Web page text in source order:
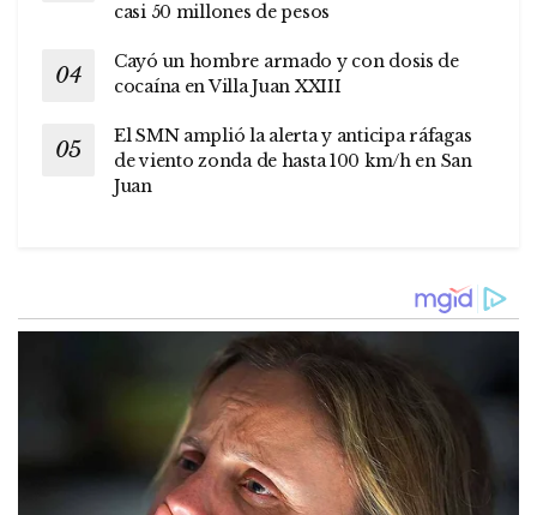
casi 50 millones de pesos
Cayó un hombre armado y con dosis de
cocaína en Villa Juan XXIII
El SMN amplió la alerta y anticipa ráfagas
de viento zonda de hasta 100 km/h en San
Juan